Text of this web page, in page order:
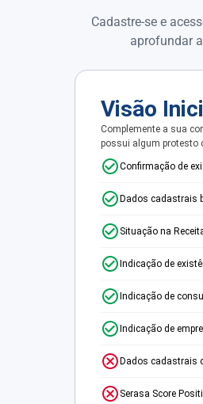
Cadastre-se e
aprofundar
Visão
Complemente a sua
possui algum protesto
Confirmação de
Dados cadastrais
Situação na
Indicação de
Indicação de
Indicação de
Dados cadastrais
Serasa Score